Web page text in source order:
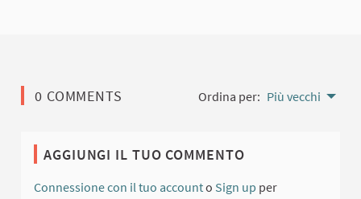
0 COMMENTS Ordina per: Più vecchi
AGGIUNGI IL TUO COMMENTO
Connessione con il tuo accounto Sign up per